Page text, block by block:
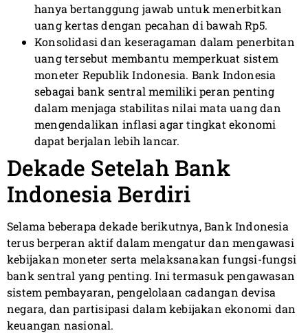
hanya bertanggung jawab untuk menerbitkan
uang kertas dengan pecahan di bawah Rp5.
Konsolidasi dan keseragaman dalam penerbitan
uang tersebut membantu memperkuat sistem
moneter Republik Indonesia. Bank Indonesia
sebagai bank sentral memiliki peran penting
dalam menjaga stabilitas nilai mata uang dan
mengendalikan inflasi agar tingkat ekonomi
dapat berjalan lebih lancar.
Dekade Setelah Bank
Indonesia Berdiri
Selama beberapa dekade berikutnya, Bank Indonesia
terus berperan aktif dalam mengatur dan mengawasi
kebijakan moneter serta melaksanakan fungsi-fungsi
bank sentral yang penting. Ini termasuk pengawasan
sistem pembayaran, pengelolaan cadangan devisa
negara, dan partisipasi dalam kebijakan ekonomi dan
keuangan nasional.